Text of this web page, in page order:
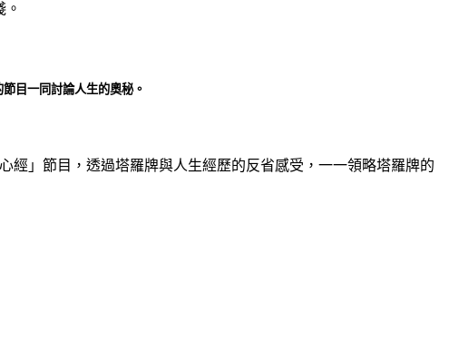
目一同討論人生的奧秘。
經」節目，透過塔羅牌與人生經歷的反省感受，一一領略塔羅牌的